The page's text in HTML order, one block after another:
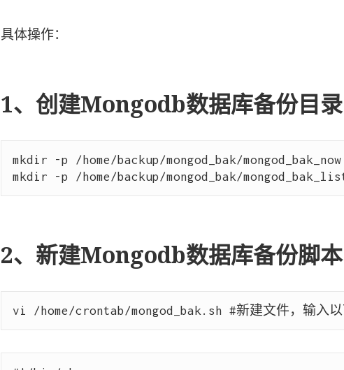
具体操作：
1、创建Mongodb数据库备份目录
mkdir -p /home/backup/mongod_bak/mongod_bak_now
2、新建Mongodb数据库备份脚本